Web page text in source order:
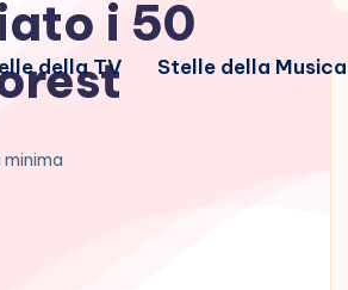
della TV Stelle della Musica
i 50
minima